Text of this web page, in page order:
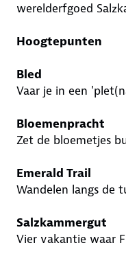
werelderfgoed
Hoogtepunten
Bled
Vaar je in een
Bloemenpracht
Zet de bloemetjes
Emerald Trail
Wandelen langs de
Salzkammergut
Vier vakantie waar